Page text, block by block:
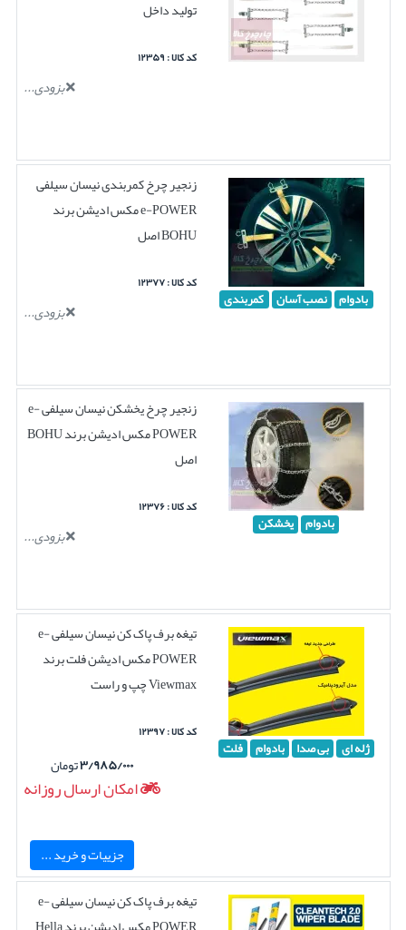
تولید داخل
کد کالا : ۱۲۳۵۹
بزودی...
بادوام نصب آسان کمربندی
زنجیر چرخ کمربندی نیسان سیلفی
e-POWER مکس ادیشن برند
BOHU اصل
کد کالا : ۱۲۳۷۷
بزودی...
بادوام یخشکن
زنجیر چرخ یخشکن نیسان سیلفی e-
POWER مکس ادیشن برند BOHU
اصل
کد کالا : ۱۲۳۷۶
بزودی...
ژله ای بی صدا بادوام فلت
تیغه برف پاک کن نیسان سیلفی e-
POWER مکس ادیشن فلت برند
Viewmax چپ و راست
کد کالا : ۱۲۳۹۷
۳/۹۸۵/۰۰۰تومان
امکان ارسال روزانه
جزییات و خرید ...
تیغه برف پاک کن نیسان سیلفی e-